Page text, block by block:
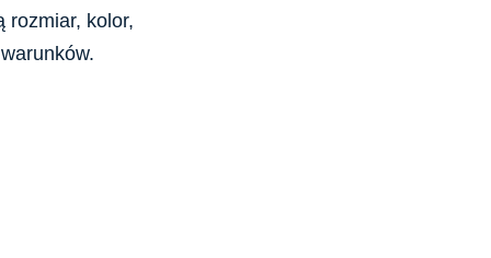
rozmiar, kolor,